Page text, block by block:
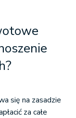
się na zasadzie
za całe